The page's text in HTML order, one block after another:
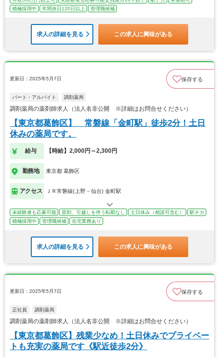
積極採用中
年間休日120日以上 管理職候補
求人の詳細を見る この求人に興味がある
更新日：2025年5月7日 保存する
パート・アルバイト 調剤薬局
調剤薬局の薬剤師求人（法人名非公開 ※詳細はお問合せください）
【東京都葛飾区】 常磐線「金町駅」徒歩2分！土日
休みの薬局です。
給与 【時給】2,000円～2,300円
勤務地 東京都 葛飾区
アクセス ＪＲ常磐線(上野－仙台) 金町駅
未経験者も応募可能 原則、引越しを伴う転勤なし 土日休み（相談可含む）
駅チカ
積極採用中
管理職候補 在宅業務あり
求人の詳細を見る この求人に興味がある
更新日：2025年5月7日 保存する
正社員 調剤薬局
調剤薬局の薬剤師求人（法人名非公開 ※詳細はお問合せください）
【東京都葛飾区】残業少なめ！土日休みでプライベー
トも充実の薬局です《駅近徒歩2分》